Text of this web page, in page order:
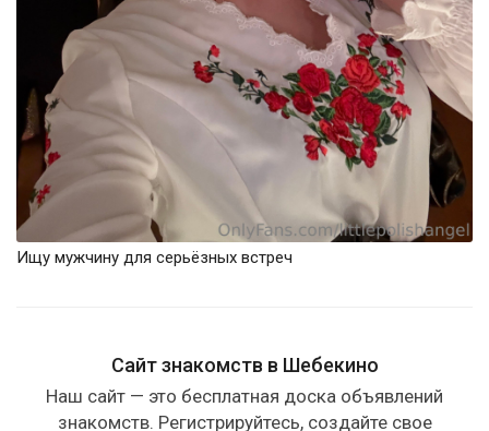
Ищу мужчину для серьёзных встреч
Сайт знакомств в Шебекино
Наш сайт — это бесплатная доска объявлений
знакомств. Регистрируйтесь, создайте свое